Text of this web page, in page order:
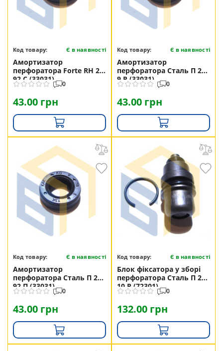
Код товару: Є в наявності
Амортизатор
перфоратора Forte RH 26-
92 C (33031)
0
43.00 грн
Код товару: Є в наявності
Амортизатор
перфоратора Сталь П 26-
9 Р (33031)
0
43.00 грн
Код товару: Є в наявності
Амортизатор
перфоратора Сталь П 26-
92 П (33031)
0
43.00 грн
Код товару: Є в наявності
Блок фіксатора у зборі
перфоратора Сталь П 28-
10 Р (72301)
0
132.00 грн